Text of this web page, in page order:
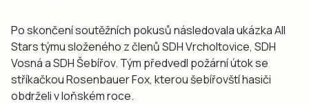
Po skončení soutěžních pokusů následovala ukázka All
Stars týmu složeného z členů SDH Vrcholtovice, SDH
Vosná a SDH Šebířov. Tým předvedl požární útok se
stříkačkou Rosenbauer Fox, kterou šebířovští hasiči
obdrželi v loňském roce.